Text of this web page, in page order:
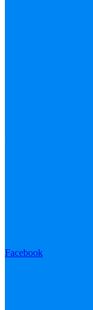
Facebook